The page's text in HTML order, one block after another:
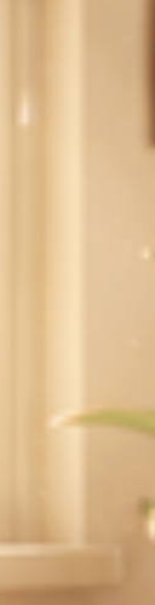
IA & Outils
& Perles du Web